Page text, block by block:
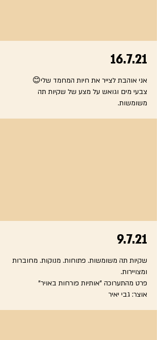
16.7.21
אני אוהבת לצייר את חיות המחמד שלי😊
צבעי מים וגואש על מצע של שקיות תה
משומשות.
9.7.21
שקיות תה משומשות. פתוחות. מנוקות. מחוברות
ומצויירות.
פרט מהתערוכה "אותיות פורחות באויר"
אוצר: גבי יאיר